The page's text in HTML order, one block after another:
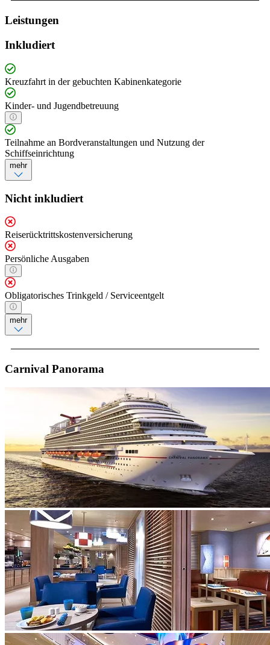
Leistungen
Inkludiert
Kreuzfahrt in der gebuchten Kabinenkategorie
Kinder- und Jugendbetreuung
Teilnahme an Bordveranstaltungen und Nutzung der
Schiffseinrichtung
mehr
Nicht inkludiert
Reiserücktrittskostenversicherung
Persönliche Ausgaben
Obligatorisches Trinkgeld / Serviceentgelt
mehr
Carnival Panorama